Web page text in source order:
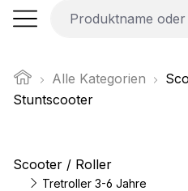
Alle Kategorien
Stuntscooter
Scooter / Roller
Tretroller 3-6 Jahre